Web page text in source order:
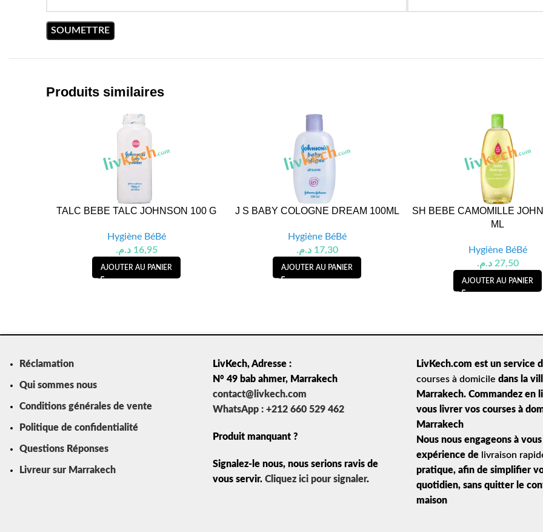
Produits similaires
TALC BEBE TALC JOHNSON 100 G
Hygiène BéBé
16,95 د.م.
AJOUTER AU PANIER
J S BABY COLOGNE DREAM 100ML
Hygiène BéBé
17,30 د.م.
AJOUTER AU PANIER
SH BEBE CAMOMILLE
ML
Hygiène BéBé
27,50 د.م.
AJOUTER AU PANIER
Réclamation
Qui sommes nous
Conditions générales de vente
Politique de confidentialité
Questions Réponses
Livreur sur Marrakech
LivKech, Adresse :
N° 49 bab ahmer, Marrakech
contact@livkech.com
WhatsApp : +212 660 529 462
Produit manquant ?
Signalez-le nous, nous serions ravis de
vous servir. Cliquez ici pour signaler.
LivKech.com est un service
courses à domicile dans la
Marrakech. Commandez en
vous livrer vos courses à
Marrakech
Nous nous engageons à
expérience de livraison
pratique, afin de simplifier
quotidien, sans quitter le
maison